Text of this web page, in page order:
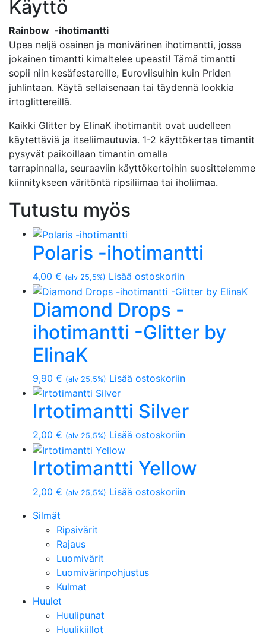
Käyttö
Rainbow -ihotimantti
Upea neljä osainen ja monivärinen ihotimantti, jossa
jokainen timantti kimaltelee upeasti! Tämä timantti
sopii niin kesäfestareille, Euroviisuihin kuin Priden
juhlintaan. Käytä sellaisenaan tai täydennä lookkia
irtoglittereillä.
Kaikki Glitter by ElinaK ihotimantit ovat uudelleen
käytettäviä ja itseliimautuvia. 1-2 käyttökertaa timantit
pysyvät paikoillaan timantin omalla
tarrapinnalla, seuraaviin käyttökertoihin suosittelemme
kiinnitykseen väritöntä ripsiliimaa tai iholiimaa.
Tutustu myös
Polaris -ihotimantti
4,00 € (alv 25,5%) Lisää ostoskoriin
Diamond Drops -
ihotimantti -Glitter by
ElinaK
9,90 € (alv 25,5%) Lisää ostoskoriin
Irtotimantti Silver
2,00 € (alv 25,5%) Lisää ostoskoriin
Irtotimantti Yellow
2,00 € (alv 25,5%) Lisää ostoskoriin
Silmät
Ripsivärit
Rajaus
Luomivärit
Luomivärinpohjustus
Kulmat
Huulet
Huulipunat
Huulikiillot